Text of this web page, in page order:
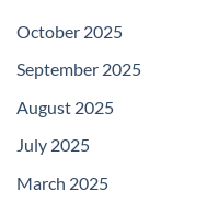
October 2025
September 2025
August 2025
July 2025
March 2025